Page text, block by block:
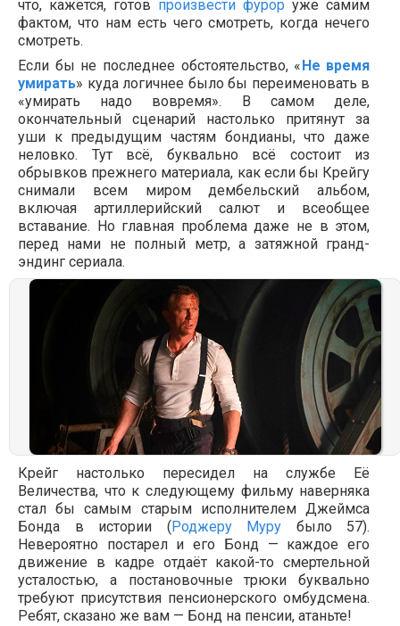
что, кажется, готов произвести фурор уже самим
фактом, что нам есть чего смотреть, когда нечего
смотреть.
Если бы не последнее обстоятельство, «Не время
умирать» куда логичнее было бы переименовать в
«умирать надо вовремя». В самом деле,
окончательный сценарий настолько притянут за
уши к предыдущим частям бондианы, что даже
неловко. Тут всё, буквально всё состоит из
обрывков прежнего материала, как если бы Крейгу
снимали всем миром дембельский альбом,
включая артиллерийский салют и всеобщее
вставание. Но главная проблема даже не в этом,
перед нами не полный метр, а затяжной гранд-
эндинг сериала.
Крейг настолько пересидел на службе Её
Величества, что к следующему фильму наверняка
стал бы самым старым исполнителем Джеймса
Бонда в истории (Роджеру Муру было 57).
Невероятно постарел и его Бонд — каждое его
движение в кадре отдаёт какой-то смертельной
усталостью, а постановочные трюки буквально
требуют присутствия пенсионерского омбудсмена.
Ребят, сказано же вам — Бонд на пенсии, атаньте!